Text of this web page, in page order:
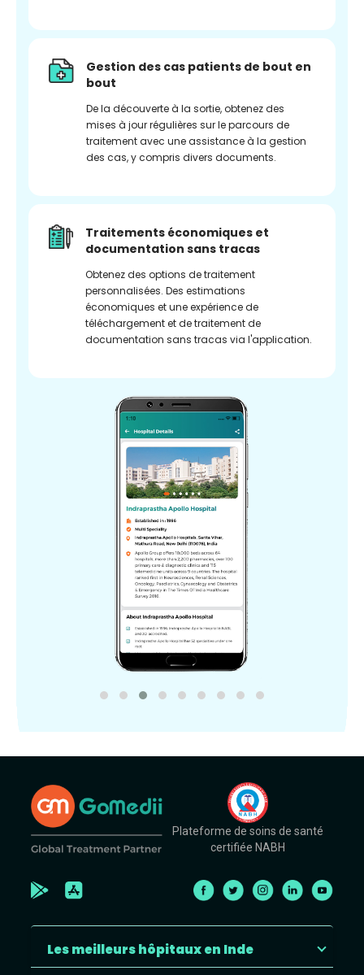
Gestion des cas patients de bout en
bout
De la découverte à la sortie, obtenez des
mises à jour régulières sur le parcours de
traitement avec une assistance à la gestion
des cas, y compris divers documents.
Traitements économiques et
documentation sans tracas
Obtenez des options de traitement
personnalisées. Des estimations
économiques et une expérience de
téléchargement et de traitement de
documentation sans tracas via l'application.
Plateforme de soins de santé
certifiée NABH
Les meilleurs hôpitaux en Inde